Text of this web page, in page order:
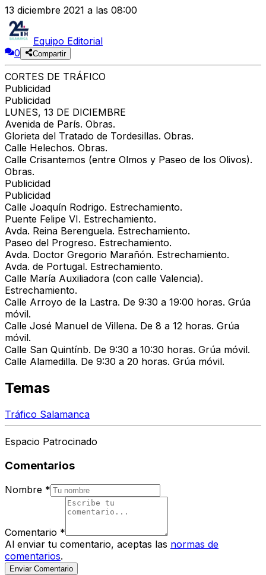
13 diciembre 2021 a las 08:00
Equipo Editorial
0
Compartir
CORTES DE TRÁFICO
Publicidad
Publicidad
LUNES, 13 DE DICIEMBRE
Avenida de París. Obras.
Glorieta del Tratado de Tordesillas. Obras.
Calle Helechos. Obras.
Calle Crisantemos (entre Olmos y Paseo de los Olivos).
Obras.
Publicidad
Publicidad
Calle Joaquín Rodrigo. Estrechamiento.
Puente Felipe VI. Estrechamiento.
Avda. Reina Berenguela. Estrechamiento.
Paseo del Progreso. Estrechamiento.
Avda. Doctor Gregorio Marañón. Estrechamiento.
Avda. de Portugal. Estrechamiento.
Calle María Auxiliadora (con calle Valencia).
Estrechamiento.
Calle Arroyo de la Lastra. De 9:30 a 19:00 horas. Grúa
móvil.
Calle José Manuel de Villena. De 8 a 12 horas. Grúa
móvil.
Calle San Quintínb. De 9:30 a 10:30 horas. Grúa móvil.
Calle Alamedilla. De 9:30 a 20 horas. Grúa móvil.
Temas
Tráfico Salamanca
Espacio Patrocinado
Comentarios
Nombre *
Comentario *
Al enviar tu comentario, aceptas las normas de
comentarios.
Enviar Comentario